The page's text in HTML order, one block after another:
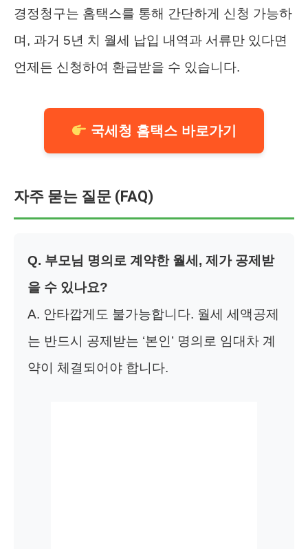
경정청구는 홈택스를 통해 간단하게 신청 가능하
며, 과거 5년 치 월세 납입 내역과 서류만 있다면
언제든 신청하여 환급받을 수 있습니다.
국세청 홈택스 바로가기
자주 묻는 질문 (FAQ)
Q. 부모님 명의로 계약한 월세, 제가 공제받
을 수 있나요?
A. 안타깝게도 불가능합니다. 월세 세액공제
는 반드시 공제받는 ‘본인’ 명의로 임대차 계
약이 체결되어야 합니다.